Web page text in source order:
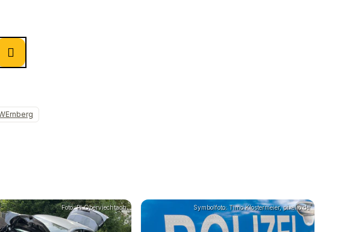
Foto: PI Oberviechtach Symbolfoto: Timo Klostermeier, pixelio.de